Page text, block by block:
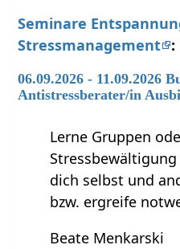
Seminare
Stressmanagement :
06.09.2026 - 11.09.2026
Antistressberater/in
Lerne Gruppen
dich selbst und
bzw. ergreife
Beate Menkarski